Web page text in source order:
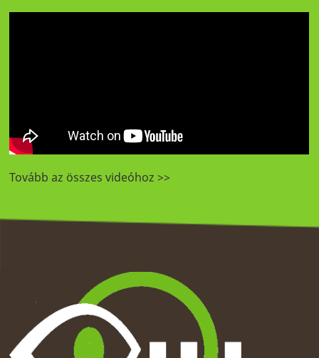
Tovább az összes videóhoz >>